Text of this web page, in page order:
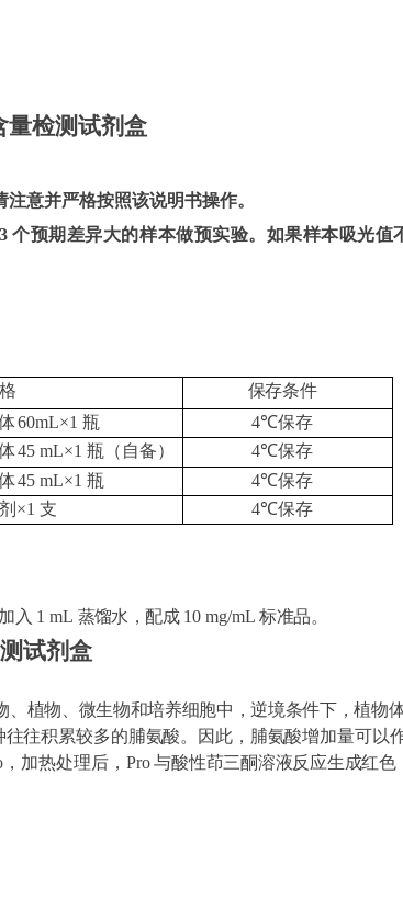
量检测试剂盒
意并严格按照该说明书操作。
个预期差异大的样本做预实验。如果样本吸光
保存条件
60mL×1 瓶 4℃保存
45 mL×1 瓶（自备） 4℃保存
45 mL×1 瓶 4℃保存
×1支 4℃保存
入 1 mL 蒸馏水，配成 10 mg/mL 标准品。
试剂盒
、植物、微生物和培养细胞中，逆境条件下，植物
往积累较多的脯氨酸。因此，脯氨酸增加量可以
，加热处理后，Pro 与酸性茚三酮溶液反应生成红色